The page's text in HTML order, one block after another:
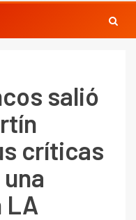
salió
críticas
LA